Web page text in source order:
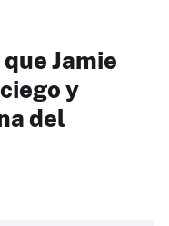
Jamie
y
del